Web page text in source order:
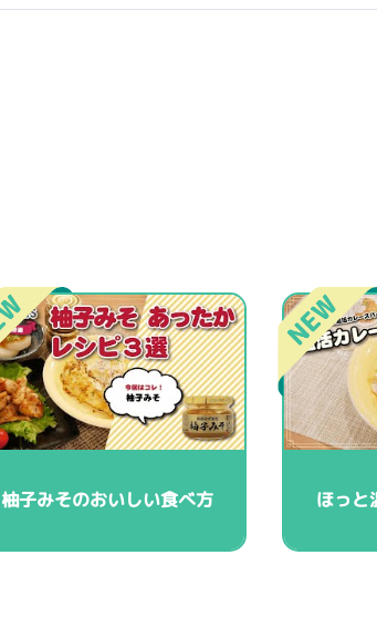
柚子みそのおいしい食べ方 ほっと